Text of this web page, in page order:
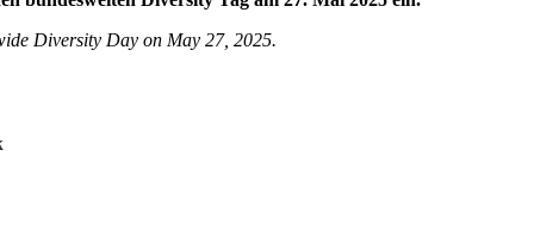
Diversity Day on May 27, 2025.